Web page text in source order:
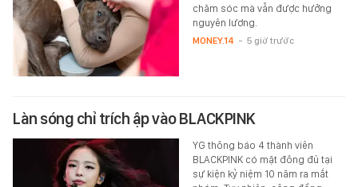
chăm sóc mà vẫn được hưởng
nguyên lương.
MONEY.14 - 5 giờ trước
Làn sóng chỉ trích ập vào BLACKPINK
YG thông báo 4 thành viên
BLACKPINK có mặt đông đủ tại
sự kiện kỷ niệm 10 năm ra mắt